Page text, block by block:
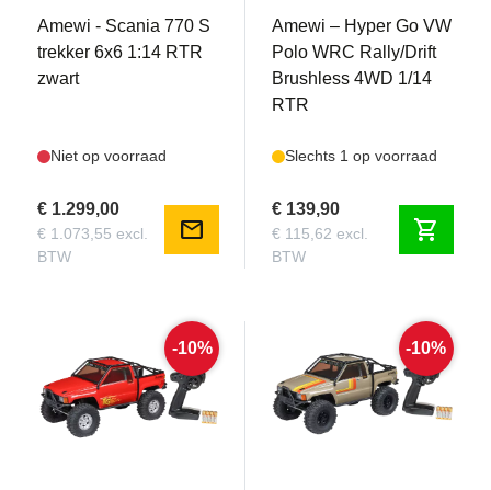
Amewi - Scania 770 S
trekker 6x6 1:14 RTR
zwart
Niet op voorraad
€ 1.299,00
€ 1.073,55 excl.
BTW
mail
Amewi – Hyper Go VW
Polo WRC Rally/Drift
Brushless 4WD 1/14
RTR
Slechts 1 op voorraad
€ 139,90
€ 115,62 excl.
BTW
shopping_cart
-10% -10%